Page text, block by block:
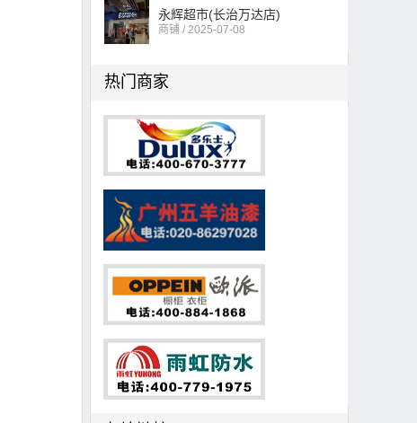
永辉超市(长治万达店)
商铺 / 2025-07-08
热门商家